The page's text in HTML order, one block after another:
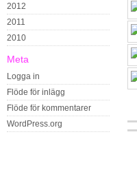
2012
2011
2010
Meta
Logga in
Flöde för inlägg
Flöde för kommentarer
WordPress.org